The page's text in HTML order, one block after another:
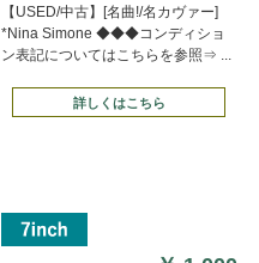
【USED/中古】[名曲!/名カヴァー]
*Nina Simone ◆◆◆コンディショ
ン表記についてはこちらを参照⇒ ...
詳しくはこちら